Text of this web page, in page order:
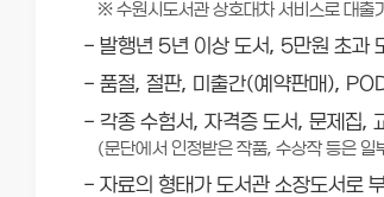
※ 수원시도서관 상호대차 서비스로 대출
- 발행년 5년 이상 도서, 5만원 초과
- 품절, 절판, 미출간(예약판매),
- 각종 수험서, 자격증 도서, 문제집,
(문단에서 인정받은 작품, 수상작 등은 일
- 자료의 형태가 도서관 소장도서로